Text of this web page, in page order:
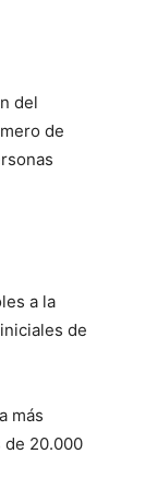
del
de
a la
de
más
de 20.000